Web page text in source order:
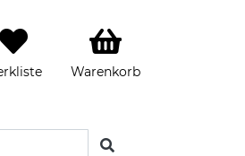
Warenkorb
SUCHEN